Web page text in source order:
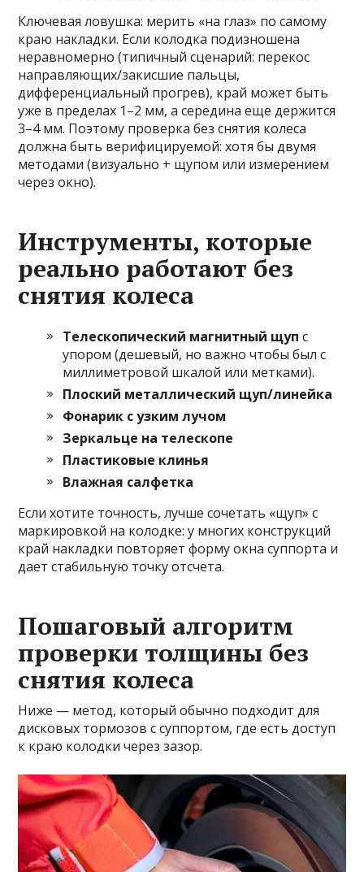
Ключевая ловушка: мерить «на глаз» по самому
краю накладки. Если колодка подизношена
неравномерно (типичный сценарий: перекос
направляющих/закисшие пальцы,
дифференциальный прогрев), край может быть
уже в пределах 1–2 мм, а середина еще держится
3–4 мм. Поэтому проверка без снятия колеса
должна быть верифицируемой: хотя бы двумя
методами (визуально + щупом или измерением
через окно).
Инструменты, которые
реально работают без
снятия колеса
Телескопический магнитный щуп с
упором (дешевый, но важно чтобы был с
миллиметровой шкалой или метками).
Плоский металлический щуп/линейка
Фонарик с узким лучом
Зеркальце на телескопе
Пластиковые клинья
Влажная салфетка
Если хотите точность, лучше сочетать «щуп» с
маркировкой на колодке: у многих конструкций
край накладки повторяет форму окна суппорта и
дает стабильную точку отсчета.
Пошаговый алгоритм
проверки толщины без
снятия колеса
Ниже — метод, который обычно подходит для
дисковых тормозов с суппортом, где есть доступ
к краю колодки через зазор.